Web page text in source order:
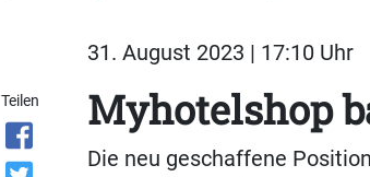
31. August 2023 | 17:10 Uhr
Teilen Myhotelshop
Die neu geschaffene